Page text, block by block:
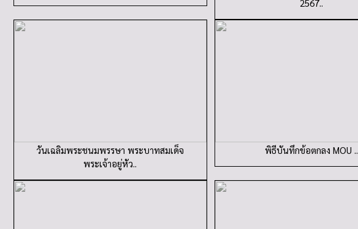
2567..
วันเฉลิมพระชนมพรรษา พระบาทสมเด็จ
พระเจ้าอยู่หัว..
พิธีบันทึกข้อตกลง MOU ..